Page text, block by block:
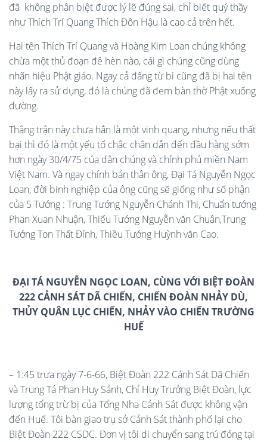
đã không phân biệt được lý lẽ đúng sai, chỉ biết quý thầy
như Thích Trí Quang Thích Đôn Hậu là cao cả trên hết.
Hai tên Thích Trí Quang và Hoàng Kim Loan chúng không
chừa một thủ đoạn đê hèn nào, cái gì chúng cũng dùng
nhãn hiệu Phật giáo. Ngay cả đấng từ bi cũng đã bị hai tên
này lấy ra sử dụng, đó là chúng đã đem bàn thờ Phật xuống
đường.
Thắng trận này chưa hẳn là một vinh quang, nhưng nếu thất
bại thì đó là một yếu tố chắc chắn dẫn đến đầu hàng sớm
hơn ngày 30/4/75 của dân chúng và chính phủ miền Nam
Việt Nam. Và ngay chính bản thân ông, Đại Tá Nguyễn Ngọc
Loan, đời binh nghiệp của ông cũng sẽ giống như số phận
của 5 Tướng : Trung Tướng Nguyễn Chánh Thi, Chuẩn tướng
Phan Xuan Nhuận, Thiếu Tướng Nguyễn văn Chuân,Trung
Tướng Ton Thất Đính, Thiều Tướng Huỳnh văn Cao.
ĐẠI TÁ NGUYỄN NGỌC LOAN, CÙNG VỚI BIỆT ĐOÀN
222 CẢNH SÁT DÃ CHIẾN, CHIẾN ĐOÀN NHẢY DÙ,
THỦY QUÂN LỤC CHIẾN, NHẢY VÀO CHIẾN TRƯỜNG
HUẾ
– 1:45 trưa ngày 7-6-66, Biệt Đoàn 222 Cảnh Sát Dã Chiến
và Trung Tá Phan Huy Sảnh, Chỉ Huy Trưởng Biệt Đoàn, lực
lượng tổng trừ bị của Tổng Nha Cảnh Sát được không vận
đến Huế. Tôi bàn giao trụ sở Cảnh Sát thành phố lại cho
Biệt Đoàn 222 CSDC. Đơn vị tôi di chuyển sang trú đóng tại